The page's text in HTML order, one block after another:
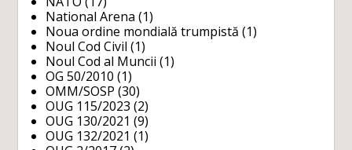
National Arena (1)
Noua ordine mondială trumpistă (1)
Noul Cod Civil (1)
Noul Cod al Muncii (1)
OG 50/2010 (1)
OMM/SOSP (30)
OUG 115/2023 (2)
OUG 130/2021 (9)
OUG 132/2021 (1)